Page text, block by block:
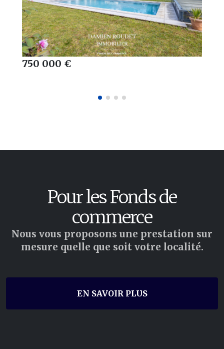
750 000 €
Pour les Fonds de
commerce
Nous vous proposons une prestation sur
mesure quelle que soit votre localité.
EN SAVOIR PLUS